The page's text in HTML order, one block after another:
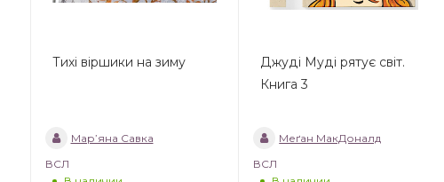
Тихі віршики на зиму
Мар’яна Савка
ВСЛ
Джуді Муді рятує світ.
Книга 3
Меґан МакДоналд
ВСЛ